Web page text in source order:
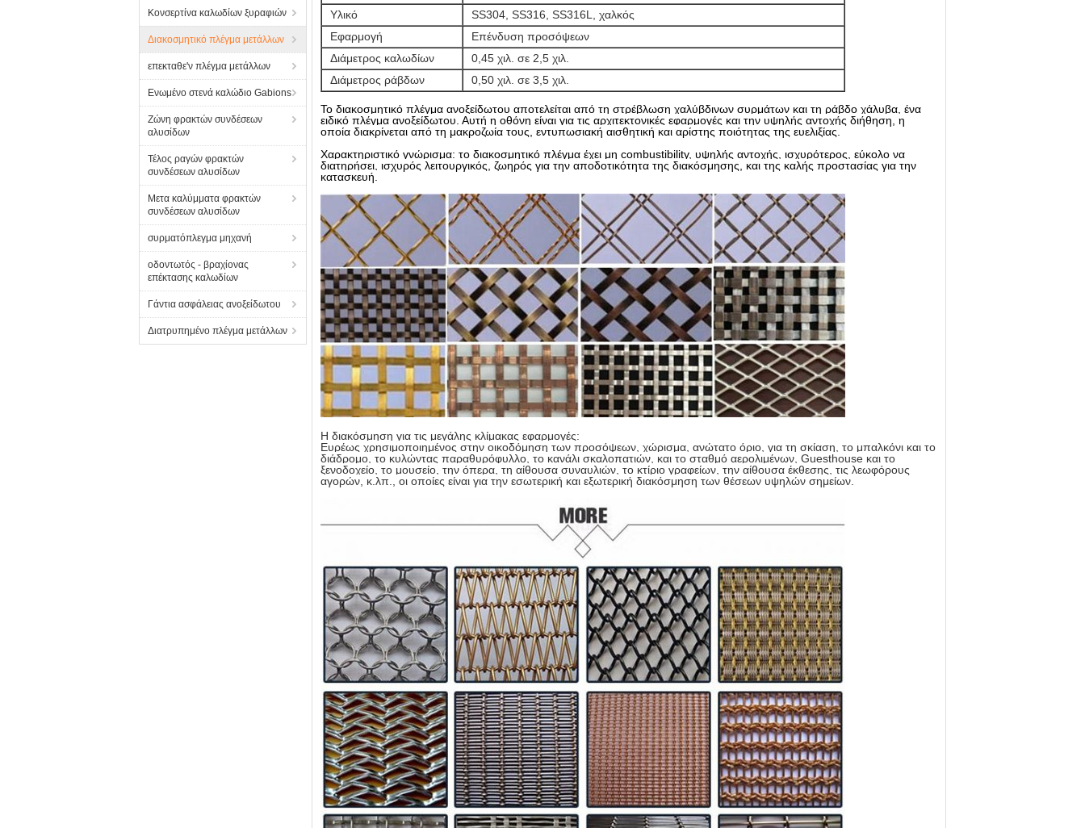
Κονσερτίνα καλωδίων ξυραφιών
Διακοσμητικό πλέγμα μετάλλων
επεκταθε'ν πλέγμα μετάλλων
Ενωμένο στενά καλώδιο Gabions
Ζώνη φρακτών συνδέσεων
αλυσίδων
Τέλος ραγών φρακτών
συνδέσεων αλυσίδων
Μετα καλύμματα φρακτών
συνδέσεων αλυσίδων
συρματόπλεγμα μηχανή
οδοντωτός - βραχίονας
επέκτασης καλωδίων
Γάντια ασφάλειας ανοξείδωτου
Διατρυπημένο πλέγμα μετάλλων
Υλικό
SS304, SS316, SS316L, χαλκός
Εφαρμογή
Επένδυση προσόψεων
Διάμετρος καλωδίων
0,45 χιλ. σε 2,5 χιλ.
Διάμετρος ράβδων
0,50 χιλ. σε 3,5 χιλ.
Το διακοσμητικό πλέγμα ανοξείδωτου αποτελείται από τη στρέβλωση χαλύβδινων συρμάτων και τη ράβδο χάλυβα, ένα
ειδικό πλέγμα ανοξείδωτου. Αυτή η οθόνη είναι για τις αρχιτεκτονικές εφαρμογές και την υψηλής αντοχής διήθηση, η
οποία διακρίνεται από τη μακροζωία τους, εντυπωσιακή αισθητική και αρίστης ποιότητας της ευελιξίας.
Χαρακτηριστικό γνώρισμα: το διακοσμητικό πλέγμα έχει μη combustibility, υψηλής αντοχής, ισχυρότερος, εύκολο να
διατηρήσει, ισχυρός λειτουργικός, ζωηρός για την αποδοτικότητα της διακόσμησης, και της καλής προστασίας για την
κατασκευή.
Η διακόσμηση για τις μεγάλης κλίμακας εφαρμογές:
Ευρέως χρησιμοποιημένος στην οικοδόμηση των προσόψεων, χώρισμα, ανώτατο όριο, για τη σκίαση, το μπαλκόνι και το
διάδρομο, το κυλώντας παραθυρόφυλλο, το κανάλι σκαλοπατιών, και το σταθμό αερολιμένων, Guesthouse και το
ξενοδοχείο, το μουσείο, την όπερα, τη αίθουσα συναυλιών, το κτίριο γραφείων, την αίθουσα έκθεσης, τις λεωφόρους
αγορών, κ.λπ., οι οποίες είναι για την εσωτερική και εξωτερική διακόσμηση των θέσεων υψηλών σημείων.